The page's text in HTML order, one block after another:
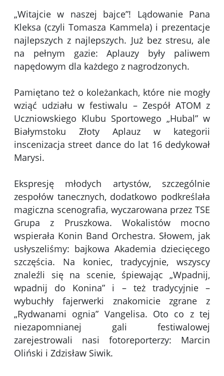
„Witajcie w naszej bajce”! Lądowanie Pana
Kleksa (czyli Tomasza Kammela) i prezentacje
najlepszych z najlepszych. Już bez stresu, ale
na pełnym gazie: Aplauzy były paliwem
napędowym dla każdego z nagrodzonych.
Pamiętano też o koleżankach, które nie mogły
wziąć udziału w festiwalu – Zespół ATOM z
Uczniowskiego Klubu Sportowego „Hubal” w
Białymstoku Złoty Aplauz w kategorii
inscenizacja street dance do lat 16 dedykował
Marysi.
Ekspresję młodych artystów, szczególnie
zespołów tanecznych, dodatkowo podkreślała
magiczna scenografia, wyczarowana przez TSE
Grupa z Pruszkowa. Wokalistów mocno
wspierała Konin Band Orchestra. Słowem, jak
usłyszeliśmy: bajkowa Akademia dziecięcego
szczęścia. Na koniec, tradycyjnie, wszyscy
znaleźli się na scenie, śpiewając „Wpadnij,
wpadnij do Konina” i – też tradycyjnie –
wybuchły fajerwerki znakomicie zgrane z
„Rydwanami ognia” Vangelisa. Oto co z tej
niezapomnianej gali festiwalowej
zarejestrowali nasi fotoreporterzy: Marcin
Oliński i Zdzisław Siwik.